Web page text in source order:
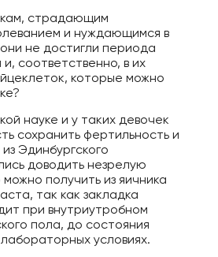
страдающим
и нуждающимся в
не достигли периода
соответственно, в их
которые можно
науке и у таких девочек
сохранить фертильность и
Эдинбургского
доводить незрелую
получить из яичника
так как закладка
при внутриутробном
пола, до состояния
условиях.